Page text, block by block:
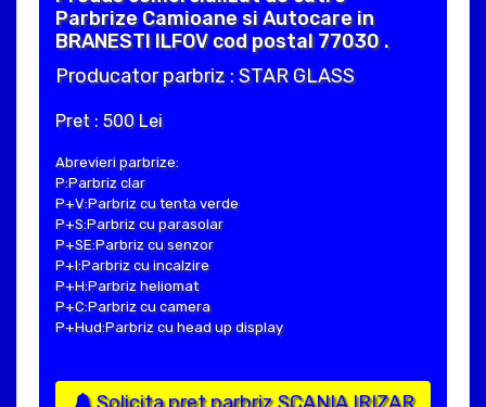
Parbrize Camioane si Autocare in
BRANESTI ILFOV cod postal 77030 .
Producator parbriz : STAR GLASS
Pret : 500 Lei
Abrevieri parbrize:
P:Parbriz clar
P+V:Parbriz cu tenta verde
P+S:Parbriz cu parasolar
P+SE:Parbriz cu senzor
P+I:Parbriz cu incalzire
P+H:Parbriz heliomat
P+C:Parbriz cu camera
P+Hud:Parbriz cu head up display